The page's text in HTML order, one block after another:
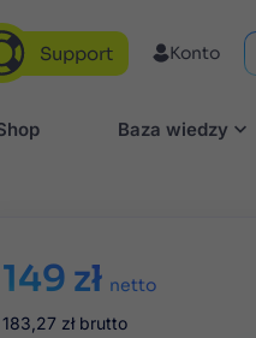
Support Konto
Baza wiedzy
149 zł netto
183,27 zł brutto